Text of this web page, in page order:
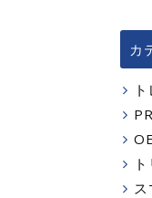
カ
PR